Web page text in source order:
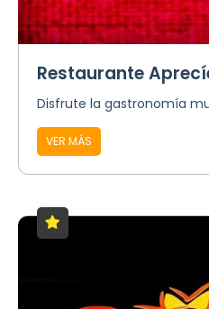
Restaurante
Disfrute la gastronomía
VER MÁS